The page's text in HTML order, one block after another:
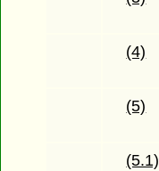
(4)
(5)
(5.1)